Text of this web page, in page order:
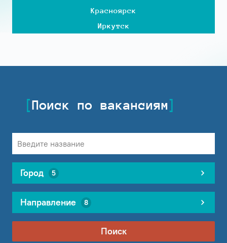
Красноярск
Иркутск
Поиск по вакансиям
Город 5
Направление 8
Поиск